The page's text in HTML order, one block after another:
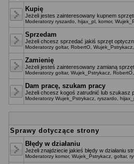
Kupię
Jeżeli jestes zainteresowany kupnem
Moderatorzy ryszardo hijax_pl komor,
Sprzedam
Jeżeli chcesz sprzedać jakiś sprzęt
Moderatorzy goltar, RobertO Wujek_Pstrykacz
Zamienię
Jeżeli jesteś zainteresowany zamianą
Moderatorzy goltar, Wujek_Pstrykacz RobertO
Dam pracę, szukam pracy
Jeżeli chcesz kogoś zatrudnić lub szukasz
Moderatorzy Wujek_Pstrykacz ryszardo
Sprawy dotyczące strony
Błędy w działaniu
Jeżeli znajdziecie jakieś błędy w działaniu
Moderatorzy komor, Wujek_Pstrykacz goltar,